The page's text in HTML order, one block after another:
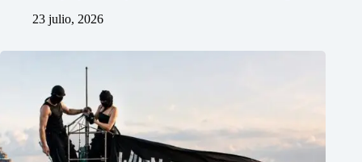
23 julio, 2026